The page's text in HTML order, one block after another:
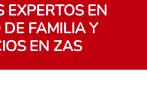
EN
FAMILIA Y
EN ZAS